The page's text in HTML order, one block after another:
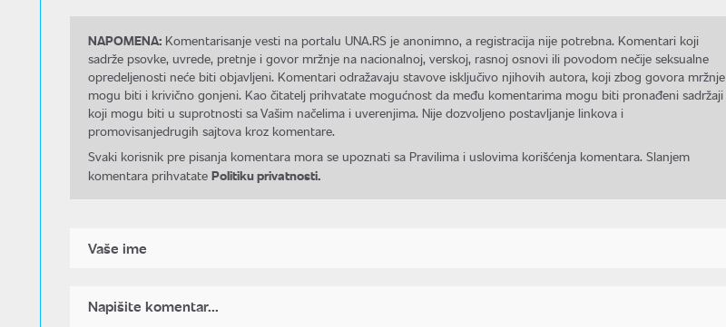
NAPOMENA: Komentarisanje vesti na portalu UNA.RS je anonimno, a registracija nije potrebna. Komentari koji
sadrže psovke, uvrede, pretnje i govor mržnje na nacionalnoj, verskoj, rasnoj osnovi ili povodom nečije seksualne
opredeljenosti neće biti objavljeni. Komentari odražavaju stavove isključivo njihovih autora, koji zbog govora mržnje
mogu biti i krivično gonjeni. Kao čitatelj prihvatate mogućnost da među komentarima mogu biti pronađeni sadržaji
koji mogu biti u suprotnosti sa Vašim načelima i uverenjima. Nije dozvoljeno postavljanje linkova i
promovisanjedrugih sajtova kroz komentare.
Svaki korisnik pre pisanja komentara mora se upoznati sa Pravilima i uslovima korišćenja komentara. Slanjem
komentara prihvatate Politiku privatnosti.